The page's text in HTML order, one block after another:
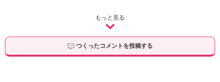
もっと見る
つくったコメントを投稿する